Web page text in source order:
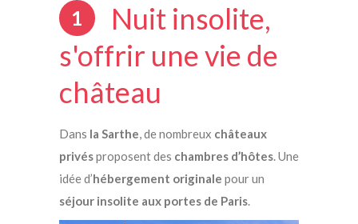
1
Nuit insolite,
s'offrir une vie de
château
Dans la Sarthe, de nombreux châteaux
privésproposent des chambres d’hôtes. Une
idée d’hébergement originale pour un
séjour insolite aux portes de Paris.